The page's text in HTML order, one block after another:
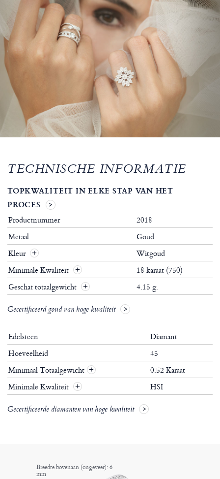
TECHNISCHE INFORMATIE
TOPKWALITEIT IN ELKE STAP VAN HET
PROCES
Productnummer
2018
Metaal
Goud
Kleur
Witgoud
Minimale Kwaliteit
18 karaat (750)
Geschat totaalgewicht
4.15 g.
Gecertificeerd goud van hoge kwaliteit
Edelsteen
Diamant
Hoeveelheid
45
Minimaal Totaalgewicht +
0.52 Karaat
Minimale Kwaliteit
+ HSI
Gecertificeerde diamanten van hoge kwaliteit
Breedte bovenaan (ongeveer): 6
mm